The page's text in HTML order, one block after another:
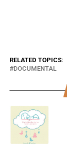
RELATED TOPICS:
DOCUMENTAL